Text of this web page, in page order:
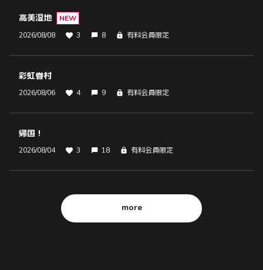
高美湿地
NEW
2026/08/08
3 8 有料会員限定
彩虹眷村
2026/08/06 4 9 有料会員限定
帰国！
2026/08/04 3 18 有料会員限定
more